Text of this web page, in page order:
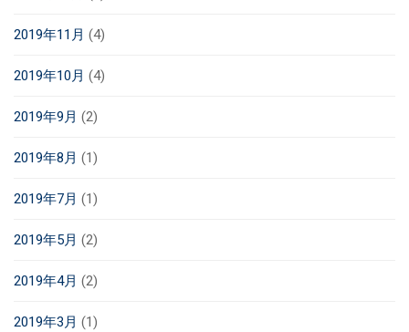
2019年11月 (4)
2019年10月 (4)
2019年9月 (2)
2019年8月 (1)
2019年7月 (1)
2019年5月 (2)
2019年4月 (2)
2019年3月 (1)